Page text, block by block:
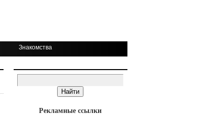
Знакомства
Рекламные ссылки